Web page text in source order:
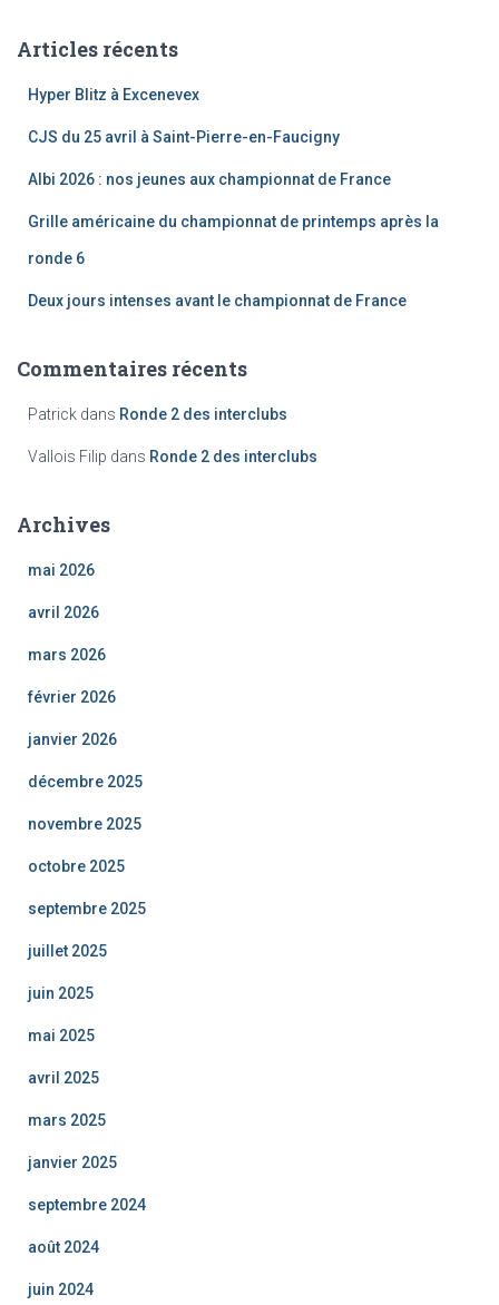
rArticles récents
Hyper Blitz à Excenevex
CJS du 25 avril à Saint-Pierre-en-Faucigny
Albi 2026 : nos jeunes aux championnat de France
Grille américaine du championnat de printemps après la
ronde 6
Deux jours intenses avant le championnat de France
Commentaires récents
Patrick dans Ronde 2 des interclubs
Vallois Filip dans Ronde 2 des interclubs
Archives
mai 2026
avril 2026
mars 2026
février 2026
janvier 2026
décembre 2025
novembre 2025
octobre 2025
septembre 2025
juillet 2025
juin 2025
mai 2025
avril 2025
mars 2025
janvier 2025
septembre 2024
août 2024
juin 2024